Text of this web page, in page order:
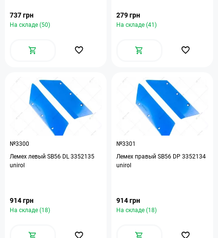
737 грн
На складе (50)
279 грн
На складе (41)
№3300
Лемех левый SB56 DL 3352135
unirol
914 грн
На складе (18)
№3301
Лемех правый SB56 DP 3352134
unirol
914 грн
На складе (18)